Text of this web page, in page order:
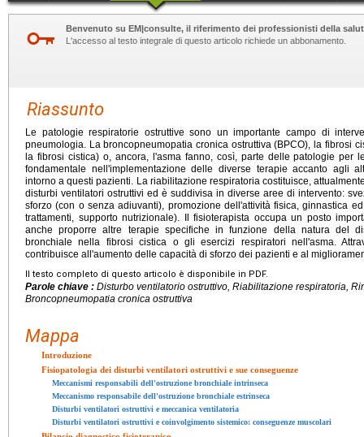
Benvenuto su EM|consulte, il riferimento dei professionisti della
L'accesso al testo integrale di questo articolo richiede un abbonamento.
Riassunto
Le patologie respiratorie ostruttive sono un importante campo di
pneumologia. La broncopneumopatia cronica ostruttiva (BPCO), la fibrosi
la fibrosi cistica) o, ancora, l'asma fanno, così, parte delle patologie per
fondamentale nell'implementazione delle diverse terapie accanto agli
intorno a questi pazienti. La riabilitazione respiratoria costituisce,
disturbi ventilatori ostruttivi ed è suddivisa in diverse aree di intervento:
sforzo (con o senza adiuvanti), promozione dell'attività fisica, ginnastica
trattamenti, supporto nutrizionale). Il fisioterapista occupa un posto
anche proporre altre terapie specifiche in funzione della natura del
bronchiale nella fibrosi cistica o gli esercizi respiratori nell'asma.
contribuisce all'aumento delle capacità di sforzo dei pazienti e al
Il testo completo di questo articolo è disponibile in PDF.
Parole chiave : Disturbo ventilatorio ostruttivo, Riabilitazione respiratoria,
Broncopneumopatia cronica ostruttiva
Mappa
Introduzione
Fisiopatologia dei disturbi ventilatori ostruttivi e sue conseguenze
Meccanismi responsabili dell'ostruzione bronchiale intrinseca
Meccanismo responsabile dell'ostruzione bronchiale estrinseca
Disturbi ventilatori ostruttivi e meccanica ventilatoria
Disturbi ventilatori ostruttivi e coinvolgimento sistemico: conseguenze muscolari